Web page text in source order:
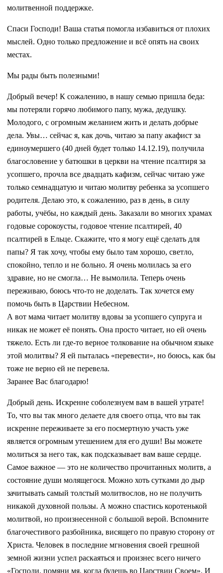
молитвенной поддержке.
Спаси Господи! Ваша статья помогла избавиться от плохих
мыслей. Одно только предложение и всё опять на своих
местах.
Мы рады быть полезными!
Добрый вечер! К сожалению, в нашу семью пришла беда:
мы потеряли горячо любимого папу, мужа, дедушку.
Молодого, с огромным желанием жить и делать добрые
дела. Увы… сейчас я, как дочь, читаю за папу акафист за
единоумершего (40 дней будет только 14.12.19), получила
благословение у батюшки в церкви на чтение псалтиря за
усопшего, прочла все двадцать кафизм, сейчас читаю уже
только семнадцатую и читаю молитву ребенка за усопшего
родителя. Делаю это, к сожалению, раз в день, в силу
работы, учёбы, но каждый день. Заказали во многих храмах
годовые сорокоусты, годовое чтение псалтирей, 40
псалтирей в Ельце. Скажите, что я могу ещё сделать для
папы? Я так хочу, чтобы ему было там хорошо, светло,
спокойно, тепло и не больно. Я очень молилась за его
здравие, но не смогла… Не вымолила. Теперь очень
переживаю, боюсь что-то не доделать. Так хочется ему
помочь быть в Царствии Небесном.
А вот мама читает молитву вдовы за усопшего супруга и
никак не может её понять. Она просто читает, но ей очень
тяжело. Есть ли где-то верное толкование на обычном языке
этой молитвы? Я ей пыталась «перевести», но боюсь, как бы
тоже не верно ей не перевела.
Заранее Вас благодарю!
Добрый день. Искренне соболезнуем вам в вашей утрате!
То, что вы так много делаете для своего отца, что вы так
искренне переживаете за его посмертную участь уже
является огромным утешением для его души! Вы можете
молиться за него так, как подсказывает вам ваше сердце.
Самое важное — это не количество прочитанных молитв, а
состояние души молящегося. Можно хоть сутками до дыр
зачитывать самый толстый молитвослов, но не получить
никакой духовной пользы. А можно спастись коротенькой
молитвой, но произнесенной с большой верой. Вспомните
благочестивого разбойника, висящего по правую сторону от
Христа. Человек в последние мгновения своей грешной
земной жизни успел раскаяться и произнес всего ничего
«Господи, помяни мя, когда будешь во Царствии Своем». И